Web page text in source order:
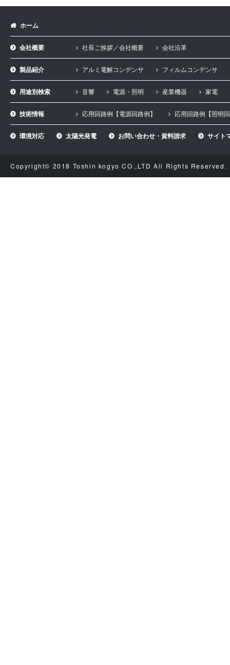
ホーム
会社概要 社長ご挨拶／会社概要 会社沿革
製品紹介 アルミ電解コンデンサ フィルムコンデンサ
用途別検索 音響 電源・照明 産業機器 家電
技術情報 応用回路例【電源回路例】 応用回路例【照明
環境対応 太陽光発電 お問い合わせ・資料請求 サイト
Copyright© 2018 Toshin kogyo CO.,LTD All Rights Reserved.